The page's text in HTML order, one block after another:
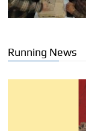
Running News